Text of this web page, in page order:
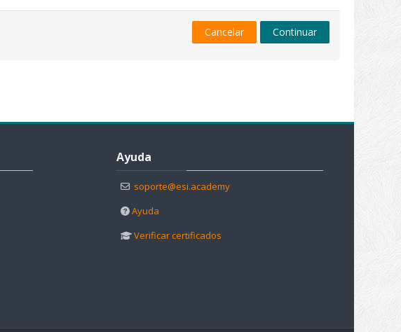
Cancelar Continuar
Ayuda
soporte@esi.academy
Ayuda
Verificar certificados